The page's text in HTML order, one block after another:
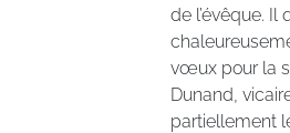
de l’évêque.
vœux pour la
Dunand,
partiellement